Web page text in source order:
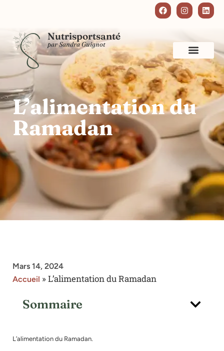
Nutrisportsanté
par Sandra Guignot
L’alimentation du
Ramadan
Mars 14, 2024
Accueil »L’alimentation du Ramadan
Sommaire
L’alimentation du Ramadan.